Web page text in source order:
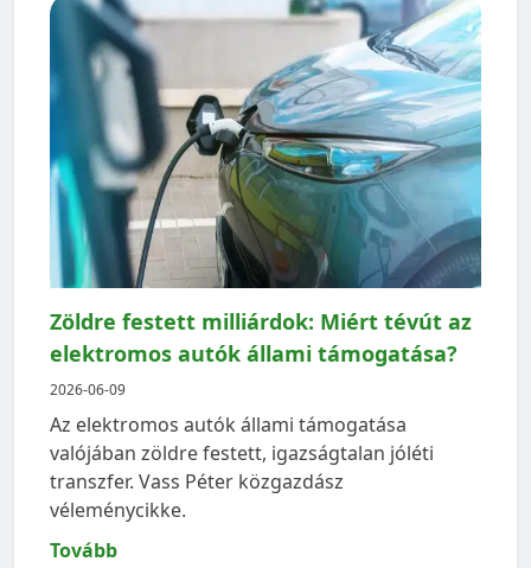
Zöldre festett milliárdok: Miért tévút az
elektromos autók állami támogatása?
2026-06-09
Az elektromos autók állami támogatása
valójában zöldre festett, igazságtalan jóléti
transzfer. Vass Péter közgazdász
véleménycikke.
Tovább